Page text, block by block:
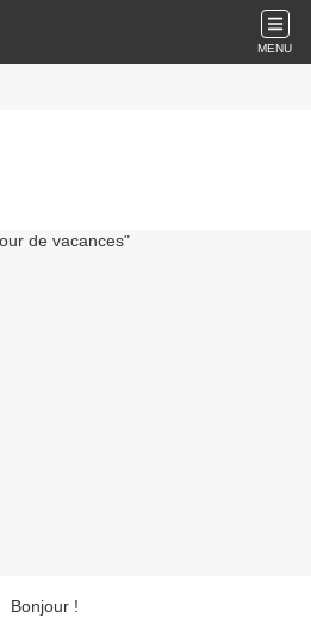
MENU
Bonjour !